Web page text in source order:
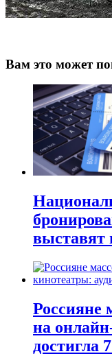
Вам это может
выставят
Россияне
на
достигла